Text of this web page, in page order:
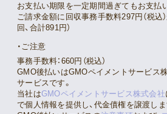
お支払い期限を一定期間過ぎてもお支払
ご請求金額に回収事務手数料297円（税込
回、合計891円）
ご注意
事務手数料：660円（税込）
GMO後払いはGMOペイメントサービス
サービスです。
当社はGMOペイメントサービス株式会社
で個人情報を提供し、代金債権を譲渡しま